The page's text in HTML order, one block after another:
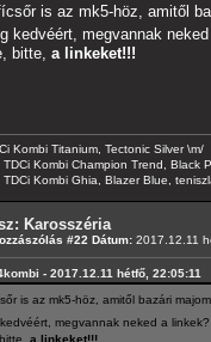
is az mk5-höz, amitől
kedvéért, megvannak
bitte, a linkeket!!!
Kombi Titanium, Tectonic Silver \m/
Kombi Champion Trend, Black
Kombi Ghia, Blazer Blue,
Karosszéria
#22 Dátum: 2017.12.11
- 2017.12.11 hétfő, 22:05:11
is az mk5-höz, amitől bazári
megvannak neked a
a linkeket!!!